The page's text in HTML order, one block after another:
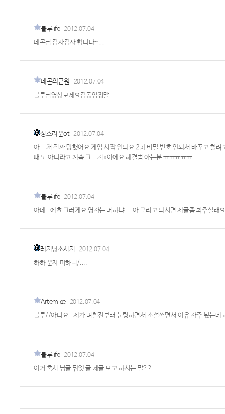
블루life 2012.07.04
데몬님 감사감사 합니다~!!
데몬의근원 2012.07.04
블루님영상보세요감동임정말
성스러운ot 2012.07.04
아... 저 진짜 망햇어요 게임 시작 안되요 2차 비밀 번호 안되서 바꾸고 할
때 또 아니라고 계속 그 .. 지x이에요 해결법 아는분 ㅠㅠㅠㅠㅠ
블루life 2012.07.04
아네.. 에효 그러게요 영자는 머하냐.... 아 그리고 되시면 제글좀 봐주실래
레지탕소시지 2012.07.04
하하 운자 머하니/....
Artemice 2012.07.04
블루//아니요.. 제가 며칠전부터 눈팅하면서 소설쓰면서 이유 자주 봤는데
블루life 2012.07.04
이거 혹시 님글 뒤엣 글 제글 보고 하시는 말??